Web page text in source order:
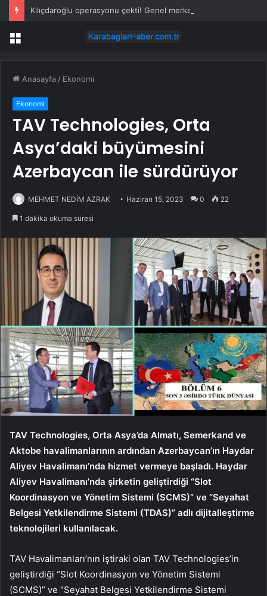
Menü
Anasayfa / Ekonomi
Ekonomi
TAV Technologies, Orta
Asya’daki büyümesini
Azerbaycan ile sürdürüyor
MEHMET NEDİM AZRAK Haziran 15, 2023 0 22
1 dakika okuma süresi
TAV Technologies, Orta Asya’da Almatı, Semerkand ve
Aktobe havalimanlarının ardından Azerbaycan’ın Haydar
Aliyev Havalimanı’nda hizmet vermeye başladı. Haydar
Aliyev Havalimanı’nda şirketin geliştirdiği “Slot
Koordinasyon ve Yönetim Sistemi (SCMS)” ve “Seyahat
Belgesi Yetkilendirme Sistemi (TDAS)” adlı dijitalleştirme
teknolojileri kullanılacak.
TAV Havalimanları’nın iştiraki olan TAV Technologies’in
geliştirdiği “Slot Koordinasyon ve Yönetim Sistemi
(SCMS)” ve “Seyahat Belgesi Yetkilendirme Sistemi